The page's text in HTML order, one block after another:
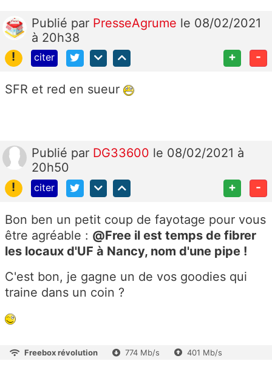
Publié par PresseAgrume le 08/02/2021
à 20h38
!
citer + -
SFR et red en sueur
Publié par DG33600 le 08/02/2021 à
20h50
!
citer + -
Bon ben un petit coup de fayotage pour vous
être agréable : @Free il est temps de fibrer
les locaux d'UF à Nancy, nom d'une pipe !
C'est bon, je gagne un de vos goodies qui
traine dans un coin ?
Freebox révolution 774 Mb/s 401 Mb/s